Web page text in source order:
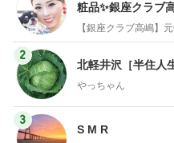
粧品✨銀座クラブ
物でエルメス バ
2
北軽井沢［半住人
やっちゃん
3
S M R